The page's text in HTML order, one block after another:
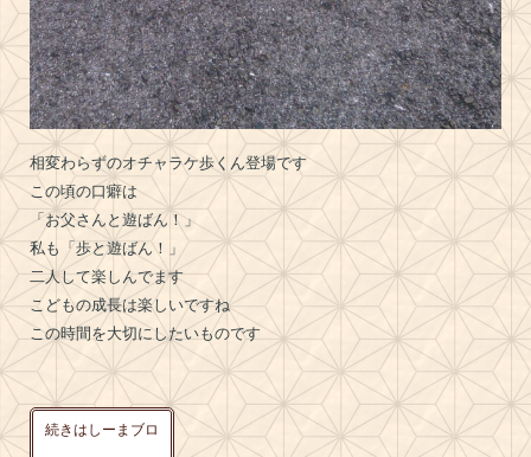
相変わらずのオチャラケ歩くん登場です
この頃の口癖は
「お父さんと遊ばん！」
私も「歩と遊ばん！」
二人して楽しんでます
こどもの成長は楽しいですね
この時間を大切にしたいものです
続きはしーまブロ